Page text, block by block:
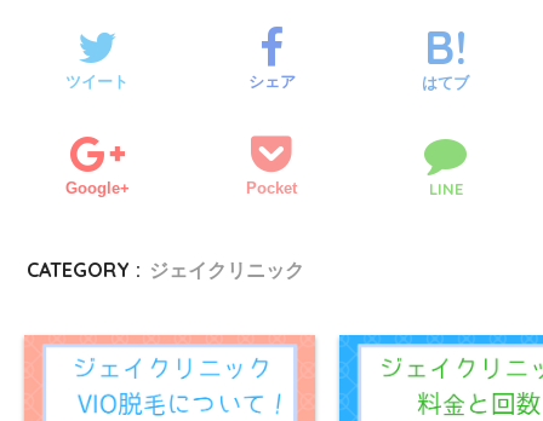
ツイート シェア はてブ
Google+ Pocket LINE
CATEGORY : ジェイクリニック